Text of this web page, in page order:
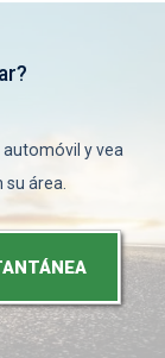
y vea
área.